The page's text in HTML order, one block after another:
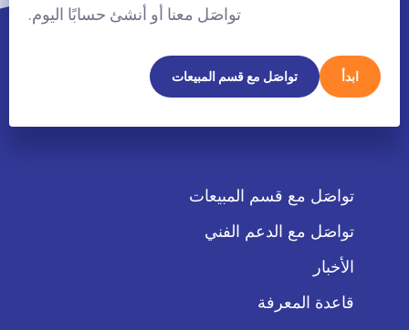
تواصَل معنا أو أنشئ حسابًا اليوم.
ابدأ تواصَل مع قسم المبيعات
تواصَل مع قسم المبيعات
تواصَل مع الدعم الفني
الأخبار
قاعدة المعرفة